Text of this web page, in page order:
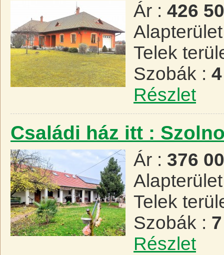
Ár : 426
Telek
Szobák : 4
Részlet
Családi ház itt :
Ár : 376
Telek
Szobák : 7
Részlet